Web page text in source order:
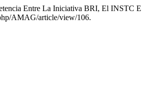
Entre La Iniciativa BRI, El INSTC E
AMAG/article/view/106.